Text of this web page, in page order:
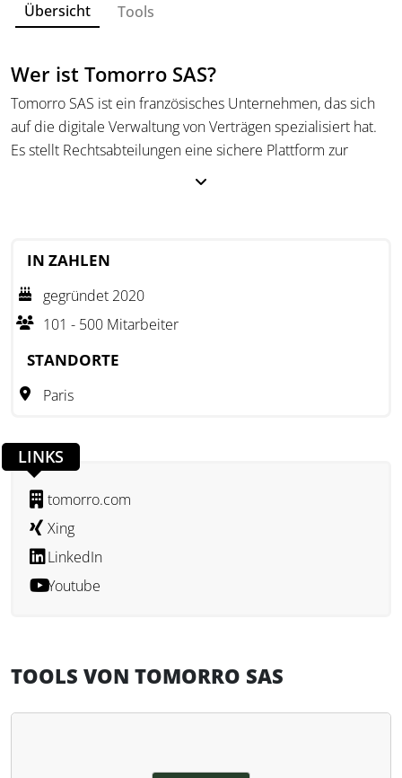
Übersicht Tools
Wer ist Tomorro SAS?
Tomorro SAS ist ein französisches Unternehmen, das sich
auf die digitale Verwaltung von Verträgen spezialisiert hat.
Es stellt Rechtsabteilungen eine sichere Plattform zur
KI. Tomorro unterstützt Fachkräfte bei der
Vertragsbearbeitung durch automatisierte Funktionen, ohne
die menschliche Entscheidungsfähigkeit zu ersetzen. Die
Servern. Tomorro richtet sich insbesondere an moderne
datenschutzkonforme Gestaltung ihrer Vertragsprozesse
anstreben.
IN ZAHLEN
gegründet 2020
101 - 500 Mitarbeiter
STANDORTE
Paris
LINKS
tomorro.com
Xing
LinkedIn
Youtube
TOOLS VON TOMORRO SAS